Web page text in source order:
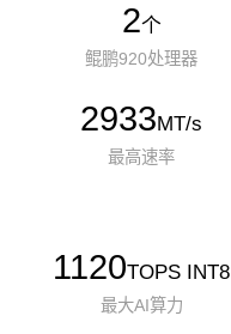
2个
鲲鹏920处理器
2933MT/s
最高速率
1120TOPS INT8
最大AI算力